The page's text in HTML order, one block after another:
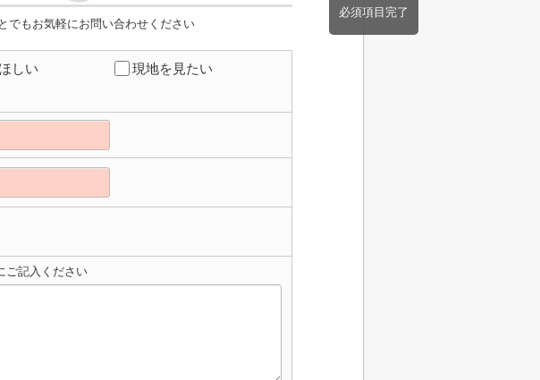
必須項目完了
でもお気軽にお問い合わせください
しい
現地を見たい
ご記入ください